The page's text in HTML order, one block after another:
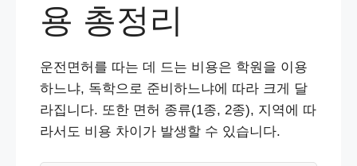
용 총정리
운전면허를 따는 데 드는 비용은 학원을 이용
하느냐, 독학으로 준비하느냐에 따라 크게 달
라집니다. 또한 면허 종류(1종, 2종), 지역에 따
라서도 비용 차이가 발생할 수 있습니다.